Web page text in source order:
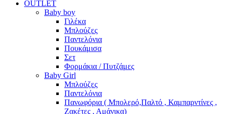
OUTLET
Baby boy
Γιλέκα
Μπλούζες
Παντελόνια
Πουκάμισα
Σετ
Φορμάκια / Πυτζάμες
Baby Girl
Μπλούζες
Παντελόνια
Πανωφόρια ( Μπολερό,Παλτό , Καμπαρντίνες ,
Ζακέτες , Αμάνικα)